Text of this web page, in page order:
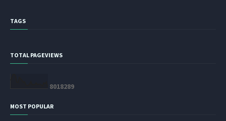
TAGS
TOTAL PAGEVIEWS
8018289
MOST POPULAR